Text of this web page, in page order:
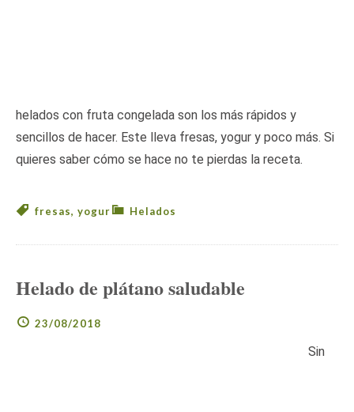
helados con fruta congelada son los más rápidos y
sencillos de hacer. Este lleva fresas, yogur y poco más. Si
quieres saber cómo se hace no te pierdas la receta.
Helados
fresas, yogur
Helado de plátano saludable
23/08/2018
Sin